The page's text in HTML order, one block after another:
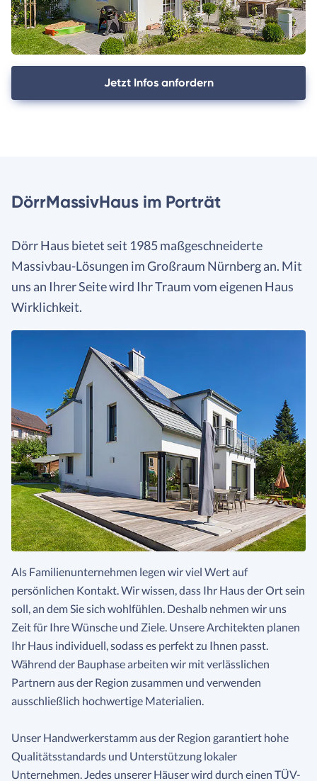
Jetzt Infos anfordern
DörrMassivHaus im Porträt
Dörr Haus bietet seit 1985 maßgeschneiderte
Massivbau-Lösungen im Großraum Nürnberg an. Mit
uns an Ihrer Seite wird Ihr Traum vom eigenen Haus
Wirklichkeit.
Als Familienunternehmen legen wir viel Wert auf
persönlichen Kontakt. Wir wissen, dass Ihr Haus der Ort sein
soll, an dem Sie sich wohlfühlen. Deshalb nehmen wir uns
Zeit für Ihre Wünsche und Ziele. Unsere Architekten planen
Ihr Haus individuell, sodass es perfekt zu Ihnen passt.
Während der Bauphase arbeiten wir mit verlässlichen
Partnern aus der Region zusammen und verwenden
ausschließlich hochwertige Materialien.
Unser Handwerkerstamm aus der Region garantiert hohe
Qualitätsstandards und Unterstützung lokaler
Unternehmen. Jedes unserer Häuser wird durch einen TÜV-